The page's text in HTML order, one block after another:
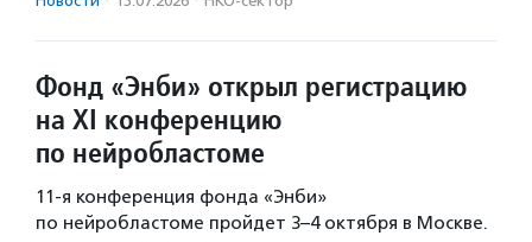
Фонд «Энби» открыл регистрацию
на XI конференцию
по нейробластоме
11-я конференция фонда «Энби»
по нейробластоме пройдет 3–4 октября в Москве.